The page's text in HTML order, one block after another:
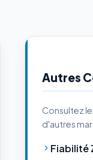
Autres
Consultez
d'autres
Fiabilité